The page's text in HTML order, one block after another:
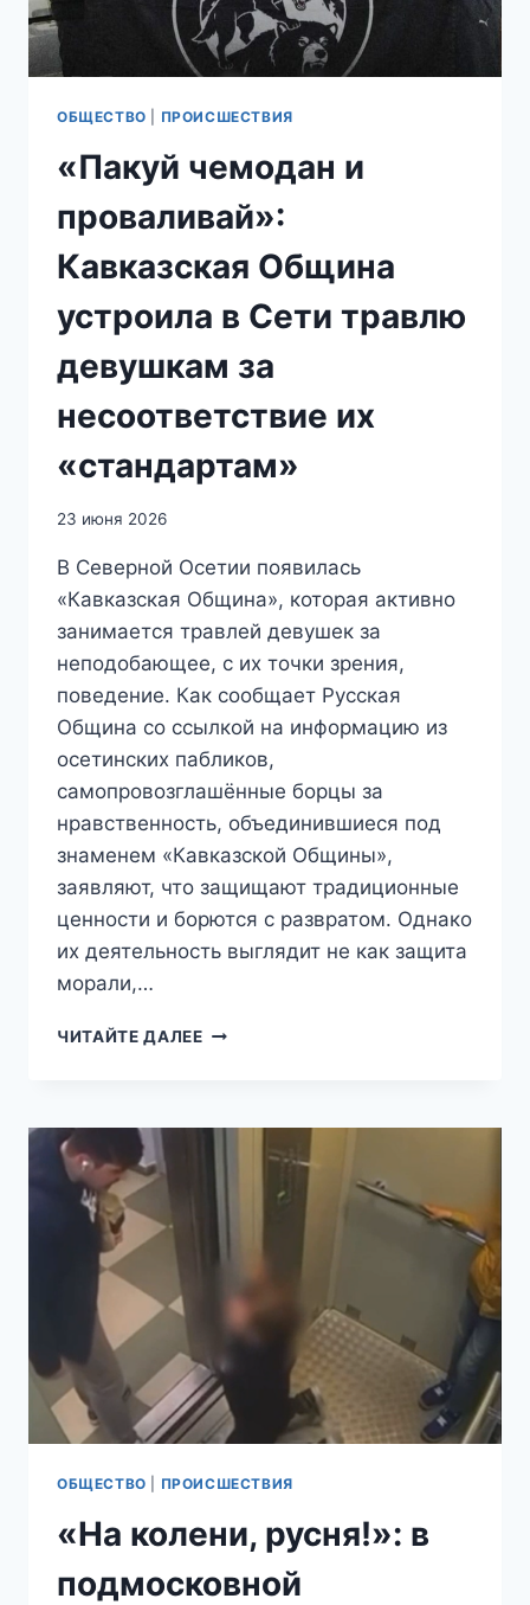
ИЗ-
ЗА
ЗАМЕЧАНИЯ
НЕЛЕГАЛЬНОЙ
ОБЩЕСТВО ПРОИСШЕСТВИЯ
«Пакуй чемодан и
проваливай»:
Кавказская Община
устроила в Сети травлю
девушкам за
несоответствие их
«стандартам»
23 июня 2026
В Северной Осетии появилась
«Кавказская Община», которая активно
занимается травлей девушек за
неподобающее, с их точки зрения,
поведение. Как сообщает Русская
Община со ссылкой на информацию из
осетинских пабликов,
самопровозглашённые борцы за
нравственность, объединившиеся под
знаменем «Кавказской Общины»,
заявляют, что защищают традиционные
ценности и борются с развратом. Однако
их деятельность выглядит не как защита
морали,…
ЧИТАЙТЕ ДАЛЕЕ«ПАКУЙ
КАВКАЗСКАЯ
ОБЩИНА
ДЕВУШКАМ
НЕСООТВЕТСТВИЕ
«СТАНДАРТАМ»
ОБЩЕСТВО ПРОИСШЕСТВИЯ
«На колени, русня!»: в
подмосковной